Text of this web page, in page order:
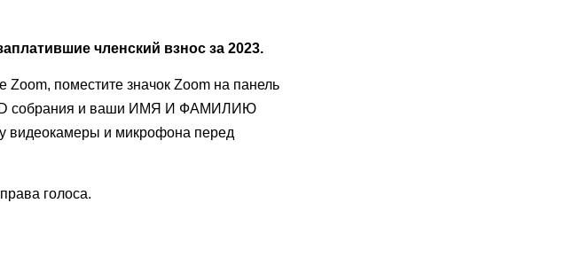
членский взнос за 2023.
Zoom, поместите значок Zoom на панель
ID собрания и ваши ИМЯ И ФАМИЛИЮ
видеокамеры и микрофона перед
голоса.